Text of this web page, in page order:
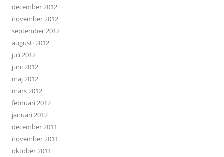
december 2012
november 2012
september 2012
augusti 2012
juli 2012
juni 2012
maj 2012
mars 2012
februari 2012
januari 2012
december 2011
november 2011
oktober 2011